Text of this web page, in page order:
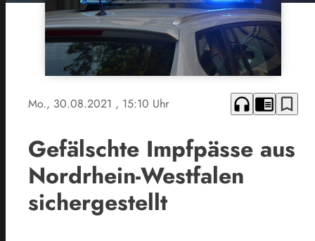
Mo., 30.08.2021 , 15:10 Uhr headphones chrome_reader_mode bookmark_border
Gefälschte Impfpässe aus
Nordrhein-Westfalen
sichergestellt